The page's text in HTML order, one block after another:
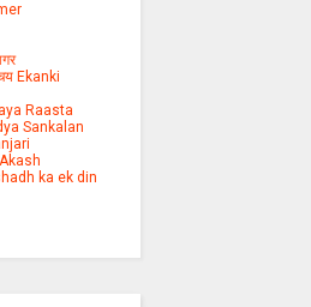
Ekanki
Raasta
Sankalan
ka ek din